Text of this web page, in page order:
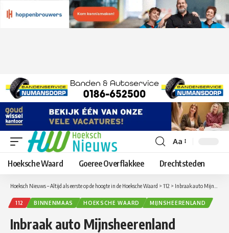
Lettergrootte
aanpassen
Aa
Hoeksche Waard Goeree Overflakkee Drechtsteden
Hoeksch Nieuws – Altijd als eerste op de hoogte in de Hoeksche Waard > 112 > Inbraak auto Mijnsheerenland getuigen gezocht
112 BINNENMAAS HOEKSCHE WAARD MIJNSHEERENLAND
Inbraak auto Mijnsheerenland